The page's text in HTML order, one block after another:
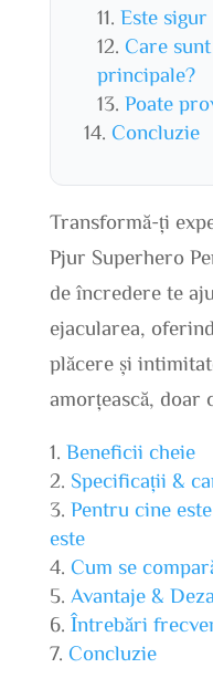
Este
Care
principale?
Poate
Concluzie
Transformă-ți
Pjur Superhero
de încredere te
ejacularea,
plăcere și
amorțească, doar
Beneficii cheie
Specificații &
Pentru cine
este
Cum se
Avantaje &
Întrebări
Concluzie